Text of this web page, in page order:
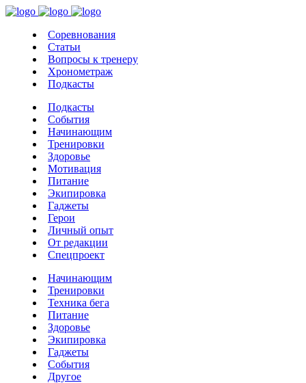
Соревнования
Статьи
Вопросы к тренеру
Хронометраж
Подкасты
Подкасты
События
Начинающим
Тренировки
Здоровье
Мотивация
Питание
Экипировка
Гаджеты
Герои
Личный опыт
От редакции
Спецпроект
Начинающим
Тренировки
Техника бега
Питание
Здоровье
Экипировка
Гаджеты
События
Другое